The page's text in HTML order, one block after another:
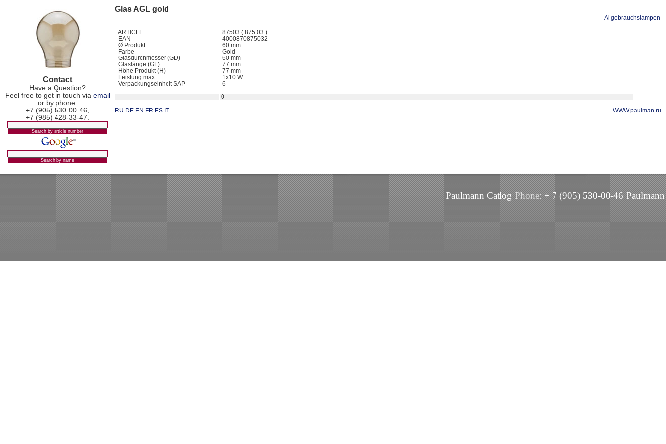
Contact
Have a Question?
Feel free to get in touch via email
or by phone:
+7 (905) 530-00-46,
+7 (985) 428-33-47.
Glas AGL gold
Allgebrauchslampen
ARTICLE
87503 ( 875.03 )
EAN
4000870875032
Ø Produkt
60 mm
Farbe
Gold
Glasdurchmesser (GD)
60 mm
Glaslänge (GL)
77 mm
Höhe Produkt (H)
77 mm
Leistung max.
1x10 W
Verpackungseinheit SAP
6
0
RU DE EN FR ES IT WWW.paulman.ru
Paulmann Catlog Phone:+ 7 (905) 530-00-46 Paulmann